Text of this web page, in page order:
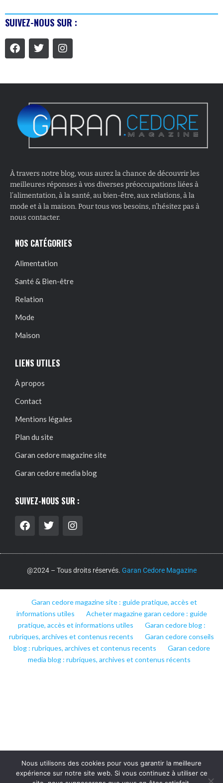
SUIVEZ-NOUS SUR :
À travers notre blog, vous aurez la chance de découvrir les
meilleures réponses à vos diverses préoccupations liées à
l’alimentation, à la santé, au bien-être, aux relations, à la
mode et à la maison. Pour tous vos besoins, n’hésitez pas à
nous contacter.
NOS CATÉGORIES
Alimentation
Santé & Bien-être
Relation
Mode
Maison
LIENS UTILES
À propos
Contact
Mentions légales
Plan du site
Garan cedore magazine site
Garan cedore media blog
SUIVEZ-NOUS SUR :
@2024 – Tous droits réservés. Garan Cedore Magazine
Garan cedore magazine site : guide pratique, accès et
informations utiles
Acheter magazine garan cedore : guide
pratique, accès et informations utiles
Garan cedore blog :
rubriques, archives et contenus recents
Garan cedore conseils
blog : rubriques, archives et contenus recents
Garan cedore
media blog : rubriques, archives et contenus récents
Nous utilisons des cookies pour vous garantir la meilleure
expérience sur notre site web. Si vous continuez à utiliser ce